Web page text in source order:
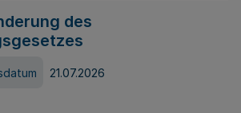
des
21.07.2026